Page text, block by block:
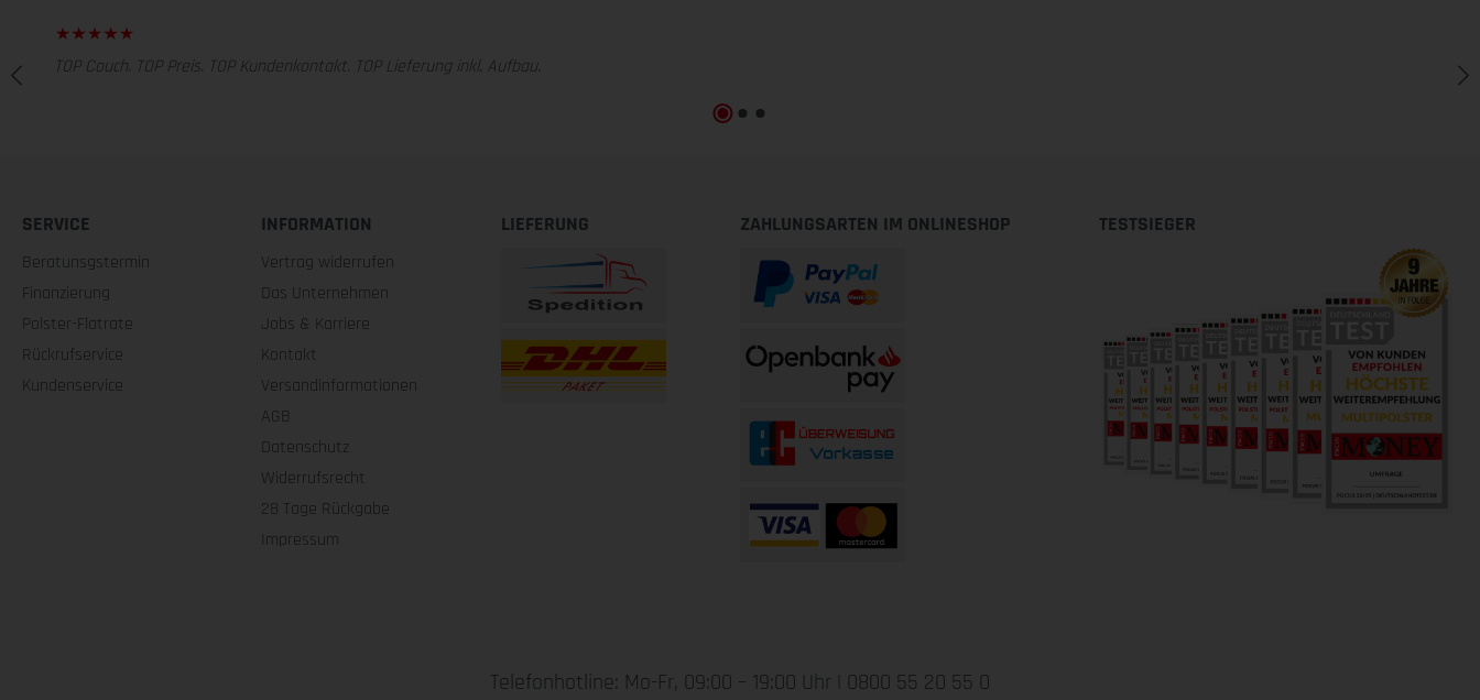
TOP Couch. TOP Preis. TOP Kundenkontakt. TOP Lieferung inkl. Aufbau.
SERVICE
Beratunsgstermin
Finanzierung
Polster-Flatrate
Rückrufservice
Kundenservice
INFORMATION
Vertrag widerrufen
Das Unternehmen
Jobs & Karriere
Kontakt
Versandinformationen
AGB
Datenschutz
Widerrufsrecht
28 Tage Rückgabe
Impressum
LIEFERUNG ZAHLUNGSARTEN IM ONLINESHOP TESTSIEGER
Telefonhotline: Mo-Fr, 09:00 – 19:00 Uhr | 0800 55 20 55 0